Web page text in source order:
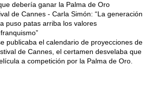
debería ganar la Palma de Oro
de Cannes - Carla Simón: “La generación
puso patas arriba los valores
publicaba el calendario de proyecciones de
de Cannes, el certamen desvelaba que
a competición por la Palma de Oro.